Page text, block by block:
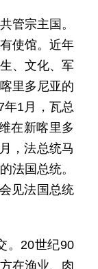
管宗主国。
使馆。近年
、文化、军
里多尼亚的
年1月，瓦总
在新喀里多
，法总统马
法国总统。
见法国总统
。20世纪90
在渔业、肉